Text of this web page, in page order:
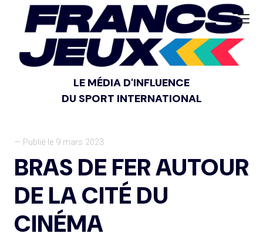
LE MÉDIA D'INFLUENCE
DU SPORT INTERNATIONAL
— Publié le 9 mars 2023
BRAS DE FER AUTOUR
DE LA CITÉ DU
CINÉMA